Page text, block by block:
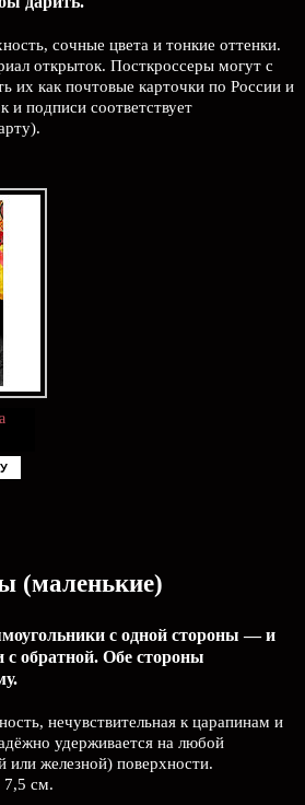
сочные цвета и тонкие оттенки.
открыток. Посткроссеры могут с
их как почтовые карточки по России и
и подписи соответствует
(маленькие)
с одной стороны — и
с обратной. Обе стороны
нечувствительная к царапинам и
удерживается на любой
или железной) поверхности.
7,5 см.